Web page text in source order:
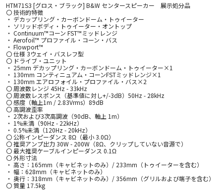
HTM71S3 [グロス・ブラック] B&W センタースピーカー 展示処分品
〇 技術的特徴
・ デカップリング・カーボンドーム・トゥイーター
・ ソリッドボディ・トゥイーター・オントップ
・ Continuum™コーン FST™ミッドレンジ
・ Aerofoil™ プロファイル・コーン・バス
・ Flowport™
〇 仕様 3ウェイ・バスレフ型
〇 ドライブ・ユニット
・ 25mm デカップリング・カーボンドーム・トゥイーター×1
・ 130mm コンティニュアム・コーンFSTミッドレンジ×1
・ 130mm エアロフォイル・プロファイル・バス×2
〇 周波数レンジ 45Hz - 33kHz
〇 周波数レスポンス（基準値に対し+/-3dB）50Hz - 28kHz
〇 感度（軸上1m / 2.83Vrms）89dB
〇 高調波歪率
・ 2次および3次高調波（90dB、軸上 1m）
・ 1%未満（90Hz - 22kHz）
・ 0.5%未満（120Hz - 20kHz）
〇 公称インピーダンス 8Ω（最小 3.0Ω）
〇 推奨アンプ出力 30W - 200W（8Ω、クリップしていない音源で）
〇 最大推奨ケーブルインピーダンス 0.1Ω
〇 外形寸法
・ 高さ：165mm（キャビネットのみ）/ 233mm（トゥイーターを含む）
・ 幅：628mm（キャビネットのみ）
・ 奥行：318mm（キャビネットのみ）/ 356mm（グリルおよび端子を含む）
〇 質量 17.5kg